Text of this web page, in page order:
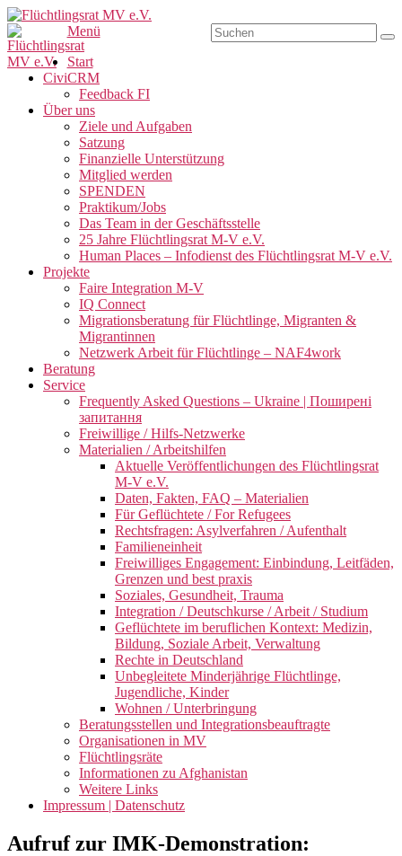
Zum
Inhalt
springen
Flüchtlingsrat MV e.V.
Schwerin
Suchen
nach:
Menü
Primäres
Menü
Start
CiviCRM
Feedback FI
Über uns
Ziele und Aufgaben
Satzung
Finanzielle Unterstützung
Mitglied werden
SPENDEN
Praktikum/Jobs
Das Team in der Geschäftsstelle
25 Jahre Flüchtlingsrat M-V e.V.
Human Places – Infodienst des Flüchtlingsrat M-V e.V.
Projekte
Faire Integration M-V
IQ Connect
Migrationsberatung für Flüchtlinge, Migranten &
Migrantinnen
Netzwerk Arbeit für Flüchtlinge – NAF4work
Beratung
Service
Frequently Asked Questions – Ukraine | Поширені
запитання
Freiwillige / Hilfs-Netzwerke
Materialien / Arbeitshilfen
Aktuelle Veröffentlichungen des Flüchtlingsrat
M-V e.V.
Daten, Fakten, FAQ – Materialien
Für Geflüchtete / For Refugees
Rechtsfragen: Asylverfahren / Aufenthalt
Familieneinheit
Freiwilliges Engagement: Einbindung, Leitfäden,
Grenzen und best praxis
Soziales, Gesundheit, Trauma
Integration / Deutschkurse / Arbeit / Studium
Geflüchtete im beruflichen Kontext: Medizin,
Bildung, Soziale Arbeit, Verwaltung
Rechte in Deutschland
Unbegleitete Minderjährige Flüchtlinge,
Jugendliche, Kinder
Wohnen / Unterbringung
Beratungsstellen und Integrationsbeauftragte
Organisationen in MV
Flüchtlingsräte
Informationen zu Afghanistan
Weitere Links
Impressum | Datenschutz
Aufruf zur IMK-Demonstration: